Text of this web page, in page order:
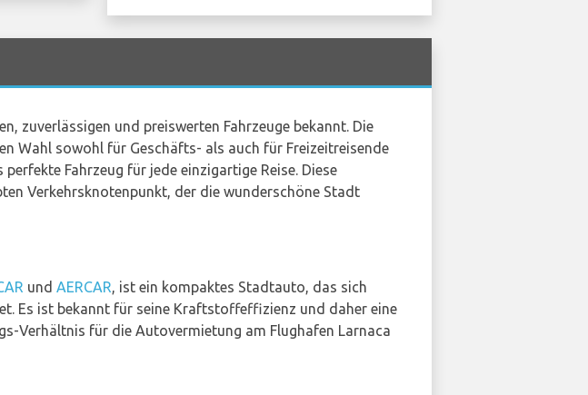
zuverlässigen und preiswerten Fahrzeuge bekannt. Die
Wahl sowohl für Geschäfts- als auch für Freizeitreisende
Fahrzeug für jede einzigartige Reise. Diese
Verkehrsknotenpunkt, der die wunderschöne Stadt
und AERCAR, ist ein kompaktes Stadtauto, das sich
Es ist bekannt für seine Kraftstoffeffizienz und daher eine
Verhältnis für die Autovermietung am Flughafen Larnaca